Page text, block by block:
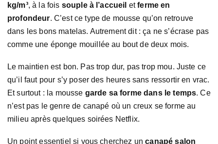
kg/m³, à la fois souple à l’accueil etferme en
profondeur. C’est ce type de mousse qu’on retrouve
dans les bons matelas. Autrement dit : ça ne s’écrase pas
comme une éponge mouillée au bout de deux mois.
Le maintien est bon. Pas trop dur, pas trop mou. Juste ce
qu’il faut pour s’y poser des heures sans ressortir en vrac.
Et surtout : la mousse garde sa forme dans le temps. Ce
n’est pas le genre de canapé où un creux se forme au
milieu après quelques soirées Netflix.
Un point essentiel si vous cherchez uncanapé salon